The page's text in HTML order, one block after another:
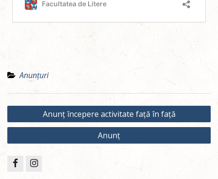
Anunțuri
Anunț începere activitate față în față
Anunț